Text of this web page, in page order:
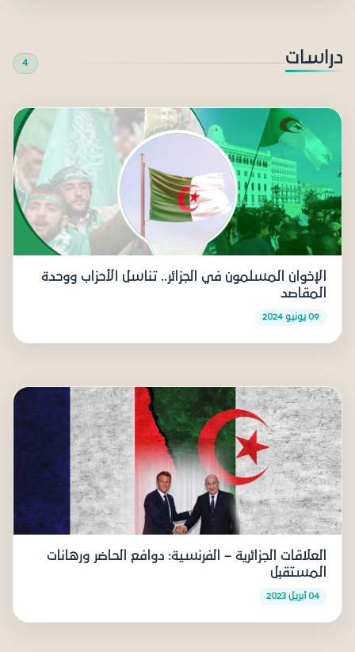
دراسات 4
الإخوان المسلمون في الجزائر.. تناسل الأحزاب ووحدة
المقاصد
09 يونيو 2024
العلاقات الجزائرية – الفرنسية: دوافع الحاضر ورهانات
المستقبل
04 أبريل 2023